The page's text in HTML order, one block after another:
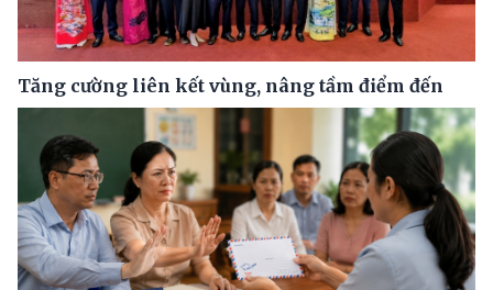
Tăng cường liên kết vùng, nâng tầm điểm đến